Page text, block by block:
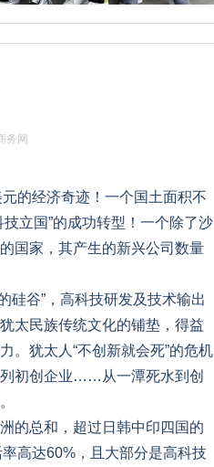
务网
的经济奇迹！一个国土面积不
立国”的成功转型！一个除了沙
国家，其产生的新兴公司数量
硅谷”，高科技研发及技术输出
太民族传统文化的铺垫，得益
。犹太人“不创新就会死”的危机
初创企业……从一潭死水到创
的总和，超过日韩中印四国的
高达60%，且大部分是高科技